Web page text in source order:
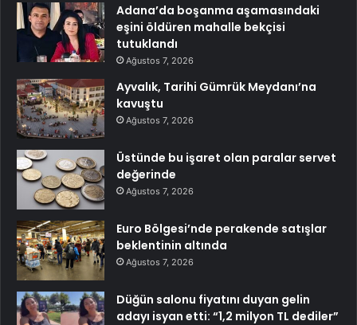
Adana’da boşanma aşamasındaki
eşini öldüren mahalle bekçisi
tutuklandı
Ağustos 7, 2026
Ayvalık, Tarihi Gümrük Meydanı’na
kavuştu
Ağustos 7, 2026
Üstünde bu işaret olan paralar servet
değerinde
Ağustos 7, 2026
Euro Bölgesi’nde perakende satışlar
beklentinin altında
Ağustos 7, 2026
Düğün salonu fiyatını duyan gelin
adayı isyan etti: “1,2 milyon TL dediler”